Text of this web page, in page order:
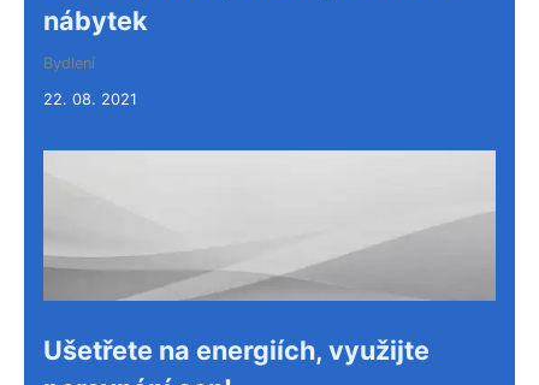
nábytek
Bydlení
22. 08. 2021
Ušetřete na energiích, využijte